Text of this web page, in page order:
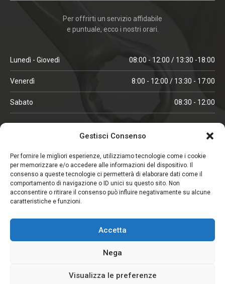
Gestisci Consenso
Per fornire le migliori esperienze, utilizziamo tecnologie come i cookie
per memorizzare e/o accedere alle informazioni del dispositivo. Il
consenso a queste tecnologie ci permetterà di elaborare dati come il
comportamento di navigazione o ID unici su questo sito. Non
acconsentire o ritirare il consenso può influire negativamente su alcune
caratteristiche e funzioni.
Accetta
Nega
Visualizza le preferenze
Per offrirti un servizio affidabile
e puntuale, ecco i nostri orari.
Lunedì - Giovedì 08:00 - 12:00 / 13:30 -18:00
Venerdì 8:00 - 12:00 / 13:30 - 17:00
Sabato 08:30 - 12:00
ORARI IN ALTA STAGIONE
Lunedì - Venerdì 08:00 - 12:00 / 13:30 -18:00
Sabato 08:00 - 12:00
CHIUSO IL SABATO
(gennaio, febbraio, agosto, settembre)
Copyright © 2026. Viglezio - Tutti i diritti riservati.